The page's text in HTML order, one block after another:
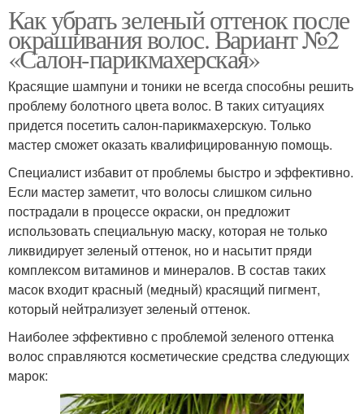
Как убрать зеленый оттенок после
окрашивания волос. Вариант №2
«Салон-парикмахерская»
Красящие шампуни и тоники не всегда способны решить
проблему болотного цвета волос. В таких ситуациях
придется посетить салон-парикмахерскую. Только
мастер сможет оказать квалифицированную помощь.
Специалист избавит от проблемы быстро и эффективно.
Если мастер заметит, что волосы слишком сильно
пострадали в процессе окраски, он предложит
использовать специальную маску, которая не только
ликвидирует зеленый оттенок, но и насытит пряди
комплексом витаминов и минералов. В состав таких
масок входит красный (медный) красящий пигмент,
который нейтрализует зеленый оттенок.
Наиболее эффективно с проблемой зеленого оттенка
волос справляются косметические средства следующих
марок: